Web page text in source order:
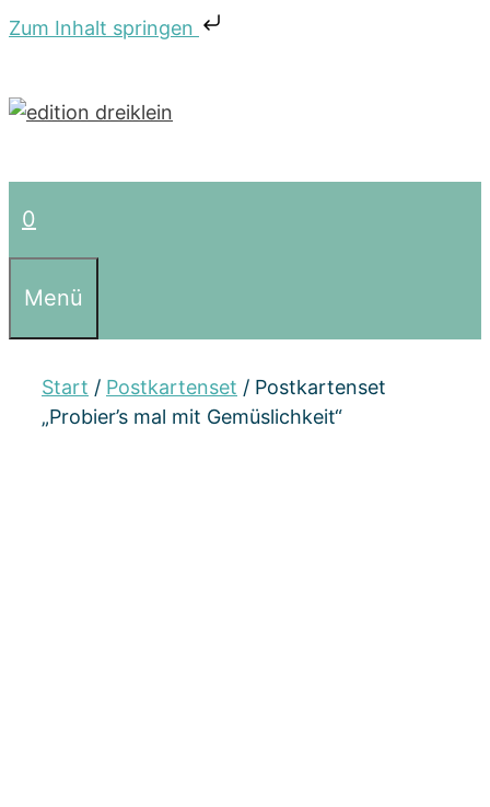
Zum Inhalt springen
springen
0
Menü
Start / Postkartenset / Postkartenset
„Probier’s mal mit Gemüslichkeit“